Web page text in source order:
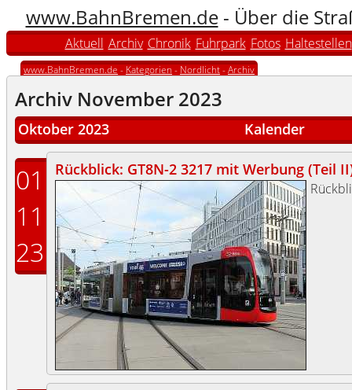
www.BahnBremen.de- Über die
Aktuell Archiv Chronik Fuhrpark Fotos Haltestellen
www.BahnBremen.de - Kategorien - Nordlicht-Archiv
Archiv November 2023
Oktober 2023 Kalender
01
11
23
Rückblick: GT8N-2 3217 mit Werbung (Teil